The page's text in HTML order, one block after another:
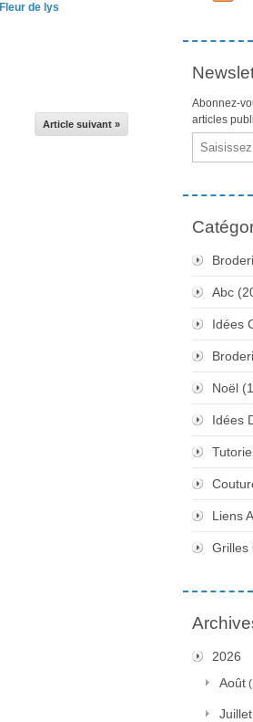
Fleur de lys
Article suivant »
Abonnez-
articles
Email
Abc
Idées
Noël
Idées
Liens
Grilles
2026
Août
Juillet